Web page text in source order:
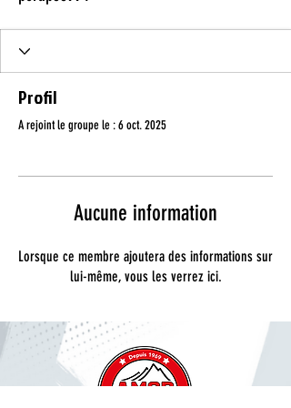
Profil
A rejoint le groupe le : 6 oct. 2025
Aucune information
Lorsque ce membre ajoutera des informations sur
lui-même, vous les verrez ici.